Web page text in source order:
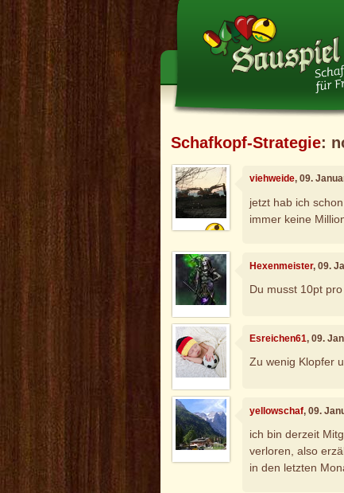
Schafkopf-Strategie:
viehweide, 09.
jetzt hab ich
immer keine
Hexenmeister, 09.
Du musst 10pt
Esreichen61, 09.
Zu wenig Klopfer
yellowschaf, 09.
ich bin derzeit
verloren, also
in den letzten